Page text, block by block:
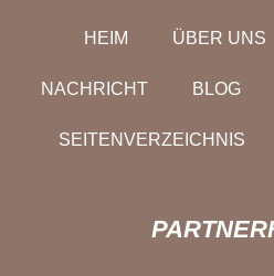
HEIM ÜBER UNS
NACHRICHT BLOG
SEITENVERZEICHNIS